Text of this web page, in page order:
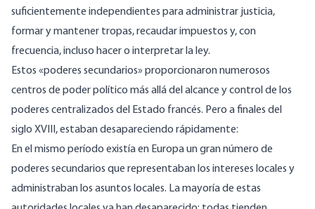
suficientemente independientes para administrar justicia,
formar y mantener tropas, recaudar impuestos y, con
frecuencia, incluso hacer o interpretar la ley.
Estos «poderes secundarios» proporcionaron numerosos
centros de poder político más allá del alcance y control de los
poderes centralizados del Estado francés. Pero a finales del
siglo XVIII, estaban desapareciendo rápidamente:
En el mismo período existía en Europa un gran número de
poderes secundarios que representaban los intereses locales y
administraban los asuntos locales. La mayoría de estas